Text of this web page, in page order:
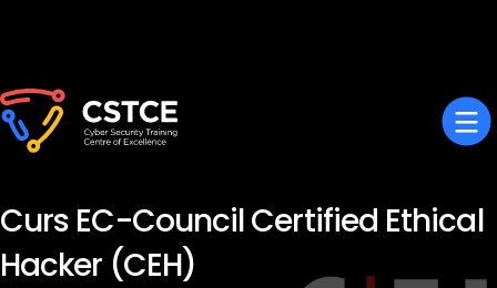
Curs EC-Council Certified Ethical
Hacker (CEH)